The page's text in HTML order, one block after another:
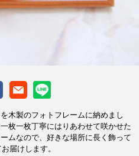
木製のフォトフレームに納めまし
枚一枚丁寧にはりあわせて咲かせた
ムなので、好きな場所に長く飾って
届けします。